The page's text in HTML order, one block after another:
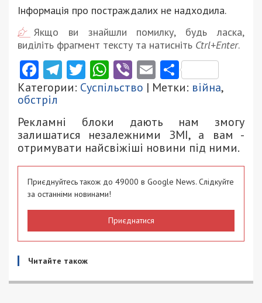
Інформація про постраждалих не надходила.
Якщо ви знайшли помилку, будь ласка,
виділіть фрагмент тексту та натисніть Ctrl+Enter.
Facebook
Telegram
Twitter
WhatsApp
ViberEmail
Категории: Суспільство | Метки: війна,
обстріл
Рекламні блоки дають нам змогу
залишатися незалежними ЗМІ, а вам -
отримувати найсвіжіші новини під ними.
Приєднуйтесь також до 49000 в Google News. Слідкуйте
за останніми новинами!
Приєднатися
Читайте також